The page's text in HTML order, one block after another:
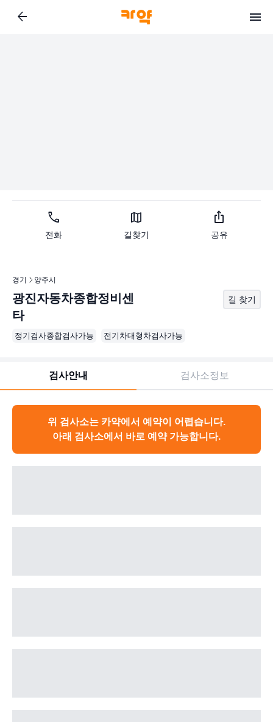
arrow_back
call
전화
map
길찾기
ios_share
공유
경기 양주시
광진자동차종합정비센
타
길 찾기
정기검사종합검사가능 전기차대형차검사가능
검사안내 검사소정보
위 검사소는 카약에서 예약이 어렵습니다.
아래 검사소에서 바로 예약 가능합니다.